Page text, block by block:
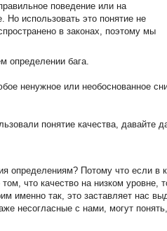
поведение или на
использовать это понятие не
в законах, поэтому мы
бага.
ненужное или необоснованное
понятие качества, давайте
определениям? Потому что если в
что качество на низком уровне,
именно так, это заставляет нас
несогласные с нами, могут понять,